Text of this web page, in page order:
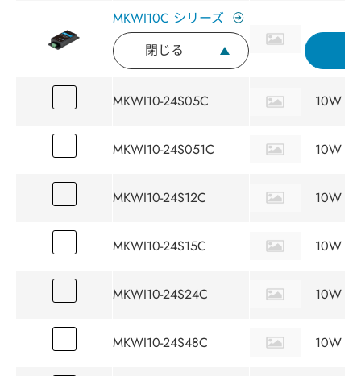
MKWI10C シリーズ
閉じる
MKWI10-24S05C 10W
MKWI10-24S051C 10W
MKWI10-24S12C 10W
MKWI10-24S15C 10W
MKWI10-24S24C 10W
MKWI10-24S48C 10W